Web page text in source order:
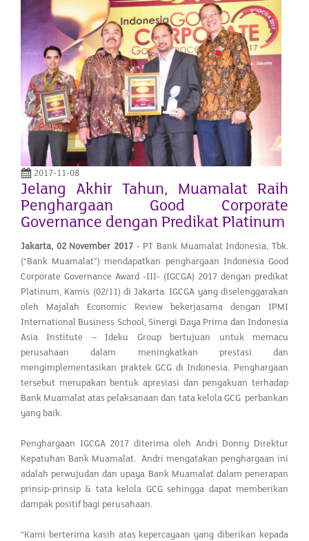
2017-11-08
Jelang Akhir Tahun, Muamalat Raih
Penghargaan Good Corporate
Governance dengan Predikat Platinum
Jakarta, 02 November 2017 - PT Bank Muamalat Indonesia, Tbk.
(“Bank Muamalat”) mendapatkan penghargaan Indonesia Good
Corporate Governance Award -III- (IGCGA) 2017 dengan predikat
Platinum, Kamis (02/11) di Jakarta. IGCGA yang diselenggarakan
oleh Majalah Economic Review bekerjasama dengan IPMI
International Business School, Sinergi Daya Prima dan Indonesia
Asia Institute – Ideku Group bertujuan untuk memacu
perusahaan dalam meningkatkan prestasi dan
mengimplementasikan praktek GCG di Indonesia. Penghargaan
tersebut merupakan bentuk apresiasi dan pengakuan terhadap
Bank Muamalat atas pelaksanaan dan tata kelola GCG perbankan
yang baik.
Penghargaan IGCGA 2017 diterima oleh Andri Donny Direktur
Kepatuhan Bank Muamalat. Andri mengatakan penghargaan ini
adalah perwujudan dan upaya Bank Muamalat dalam penerapan
prinsip-prinsip & tata kelola GCG sehingga dapat memberikan
dampak positif bagi perusahaan.
“Kami berterima kasih atas kepercayaan yang diberikan kepada